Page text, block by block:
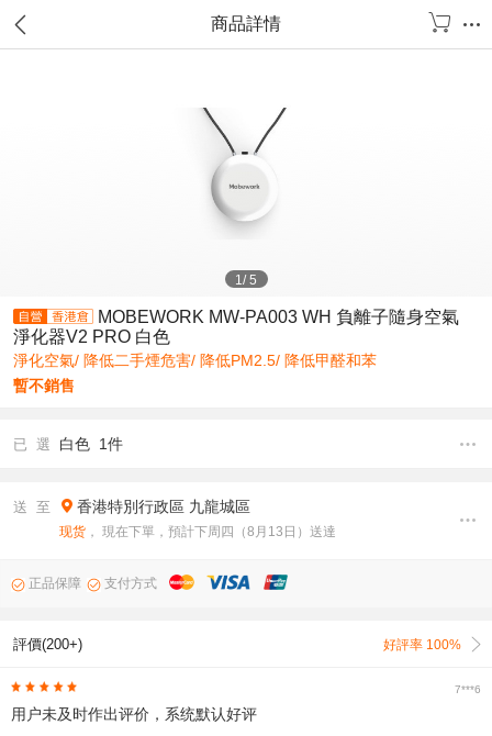
商品詳情
1/5
MOBEWORK MW-PA003 WH 負離子隨身空氣
淨化器V2 PRO 白色
淨化空氣/ 降低二手煙危害/ 降低PM2.5/ 降低甲醛和苯
暫不銷售
已 選 白色 1件
送 至 香港特別行政區 九龍城區
现货 ， 現在下單，預計下周四（8月13日）送達
正品保障 支付方式
評價(200+) 好評率 100%
7***6
用户未及时作出评价，系统默认好评